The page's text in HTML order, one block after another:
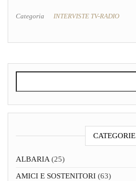
Categoria INTERVISTE TV-RADIO
CATEGORIE
ALBARIA (25)
AMICI E SOSTENITORI (63)